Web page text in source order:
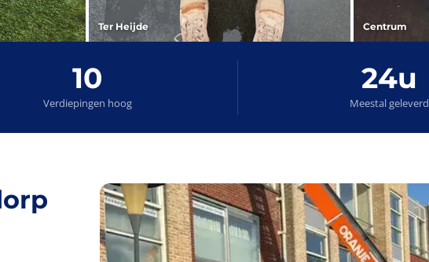
Ter Heijde Centrum
10
Verdiepingen hoog
24u
Meestal geleverd